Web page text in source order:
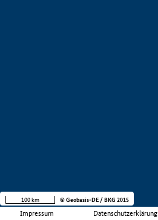
Impressum Datenschutzerklärung
100 km © Geobasis-DE / BKG 2015